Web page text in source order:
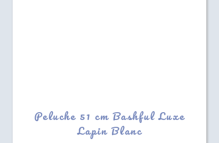
Peluche 51 cm Bashful Luxe
Lapin Blanc